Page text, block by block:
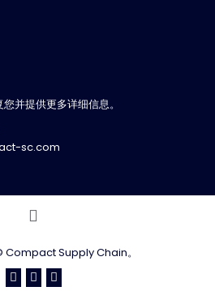
并提供更多详细信息。
sc.com
Compact Supply Chain。